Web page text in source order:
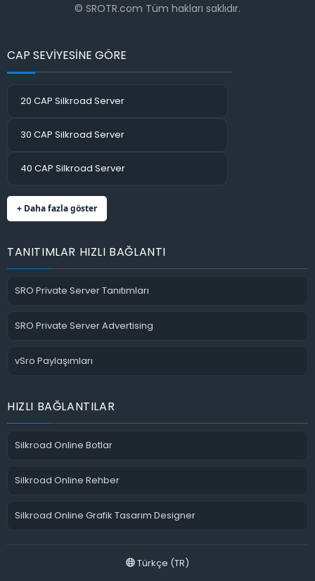
© SROTR.com Tüm hakları saklıdır.
CAP SEVİYESİNE GÖRE
20 CAP Silkroad Server
30 CAP Silkroad Server
40 CAP Silkroad Server
+ Daha fazla göster
TANITIMLAR HIZLI BAĞLANTI
SRO Private Server Tanıtımları
SRO Private Server Advertising
vSro Paylaşımları
HIZLI BAĞLANTILAR
Silkroad Online Botlar
Silkroad Online Rehber
Silkroad Online Grafik Tasarım Designer
Türkçe (TR)